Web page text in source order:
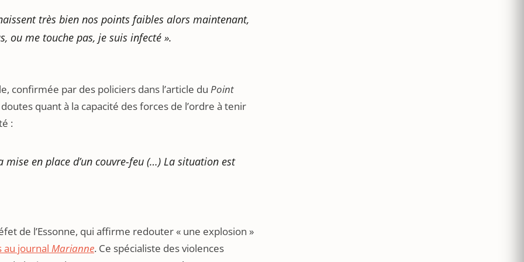
très bien nos points faibles alors maintenant,
ou me touche pas, je suis infecté ».
confirmée par des policiers dans l’article du Point
quant à la capacité des forces de l’ordre à tenir
:
en place d’un couvre-feu (…) La situation est
de l’Essonne, qui affirme redouter « une explosion »
au journal Marianne. Ce spécialiste des violences